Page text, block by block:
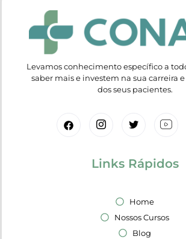
Levamos conhecimento específico a
saber mais e investem na sua carreira
dos seus pacientes.
Links Rápidos
Home
Nossos Cursos
Blog